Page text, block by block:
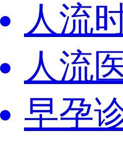
人流
人流
早孕